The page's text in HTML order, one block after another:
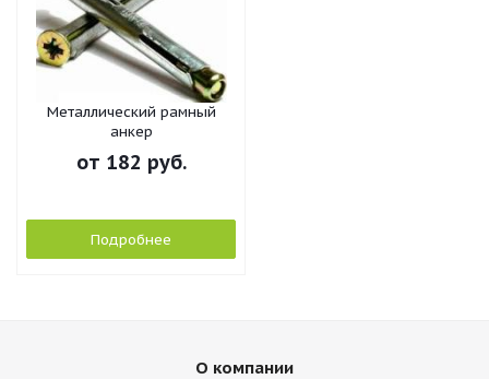
Металлический рамный
анкер
от 182 руб.
Подробнее
О компании